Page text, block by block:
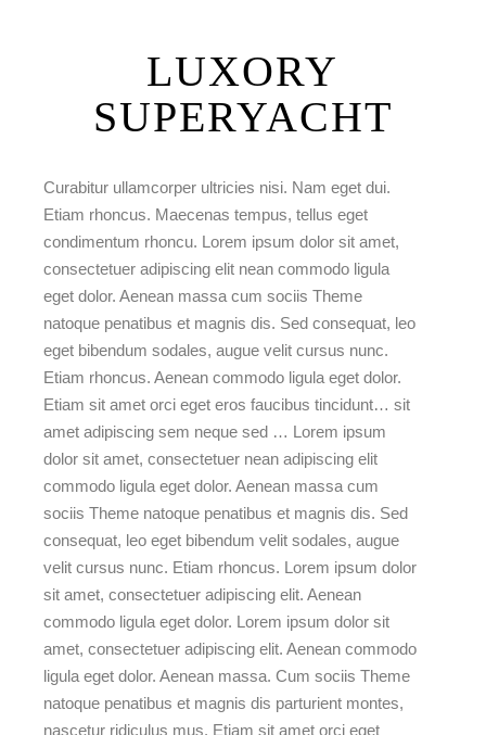
LUXORY
SUPERYACHT
Curabitur ullamcorper ultricies nisi. Nam eget dui.
Etiam rhoncus. Maecenas tempus, tellus eget
condimentum rhoncu. Lorem ipsum dolor sit amet,
consectetuer adipiscing elit nean commodo ligula
eget dolor. Aenean massa cum sociis Theme
natoque penatibus et magnis dis. Sed consequat, leo
eget bibendum sodales, augue velit cursus nunc.
Etiam rhoncus. Aenean commodo ligula eget dolor.
Etiam sit amet orci eget eros faucibus tincidunt… sit
amet adipiscing sem neque sed … Lorem ipsum
dolor sit amet, consectetuer nean adipiscing elit
commodo ligula eget dolor. Aenean massa cum
sociis Theme natoque penatibus et magnis dis. Sed
consequat, leo eget bibendum velit sodales, augue
velit cursus nunc. Etiam rhoncus. Lorem ipsum dolor
sit amet, consectetuer adipiscing elit. Aenean
commodo ligula eget dolor. Lorem ipsum dolor sit
amet, consectetuer adipiscing elit. Aenean commodo
ligula eget dolor. Aenean massa. Cum sociis Theme
natoque penatibus et magnis dis parturient montes,
nascetur ridiculus mus. Etiam sit amet orci eget